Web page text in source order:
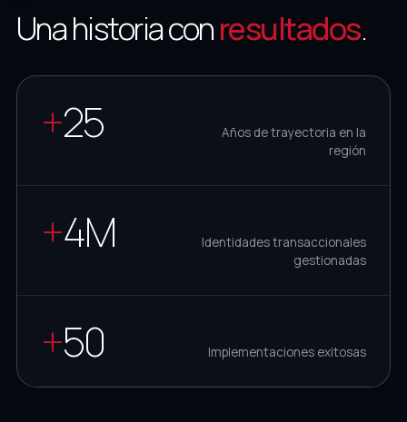
Una historia conresultados.
+25
Años de trayectoria en la
región
+4M
Identidades transaccionales
gestionadas
+50 Implementaciones exitosas